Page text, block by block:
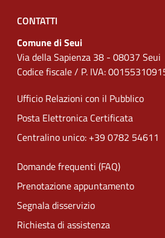
CONTATTI
Comune di Seui
Via della Sapienza 38 - 08037 Seui
Codice fiscale / P. IVA:
Ufficio Relazioni con il Pubblico
Posta Elettronica Certificata
Centralino unico: +39 0782 54611
Domande frequenti (FAQ)
Prenotazione appuntamento
Segnala disservizio
Richiesta di assistenza